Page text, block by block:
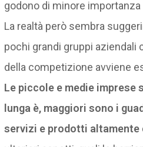
godono di minore
La realtà però sembra
pochi grandi gruppi aziendali
della competizione avviene
Le piccole e medie imprese
lunga è, maggiori sono i
servizi e prodotti altamente